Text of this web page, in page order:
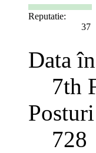
Reputatie:
37
Data
7th
Posturi
728